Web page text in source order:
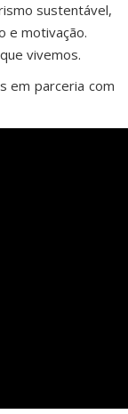
sustentável,
e motivação.
vivemos.
em parceria com